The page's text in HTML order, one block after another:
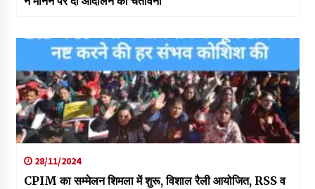
28/11/2024
CPIM का सम्मेलन शिमला में शुरू, विशाल रैली आयोजित, RSS व